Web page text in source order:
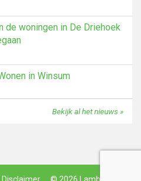
de woningen in De Driehoek
in Winsum
Bekijk al het nieuws »